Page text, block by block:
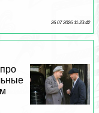
26 07 2026 11:23:42